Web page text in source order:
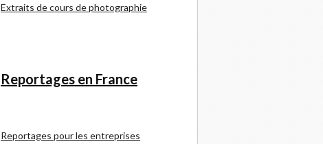
Extraits de cours de photographie
Reportages en France
Reportages pour les entreprises